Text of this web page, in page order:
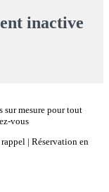
inactive
sur mesure pour tout
vous
| Réservation en